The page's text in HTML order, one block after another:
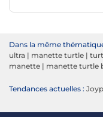
Dans la même
ultra | manette turtle |
manette | manette turtle
Tendances actuelles :